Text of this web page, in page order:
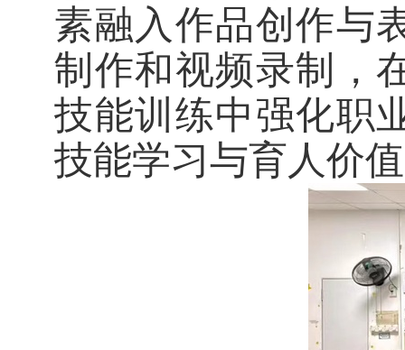
素融入作品创作与
制作和视频录制，
技能训练中强化职
技能学习与育人价